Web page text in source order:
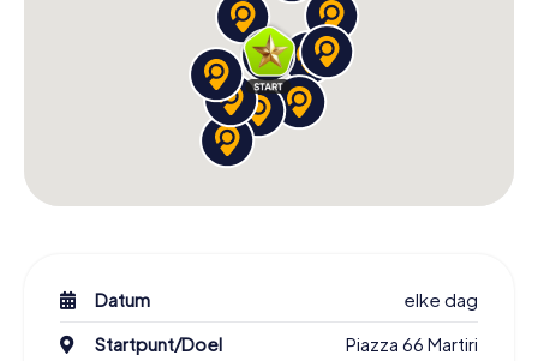
Datum
elke dag
Startpunt/Doel
Piazza 66 Martiri